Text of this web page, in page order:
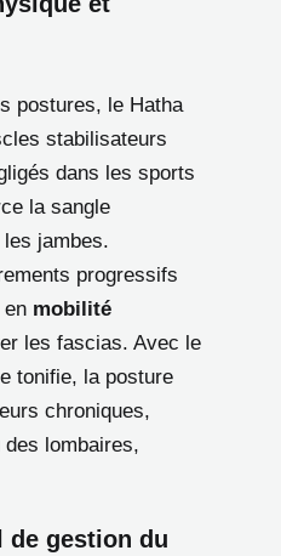
postures, le Hatha
stabilisateurs
dans les sports
la sangle
jambes.
progressifs
en mobilité
les fascias. Avec le
tonifie, la posture
chroniques,
des lombaires,
de gestion du